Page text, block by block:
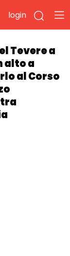
login
Tevere a
alto a
al Corso